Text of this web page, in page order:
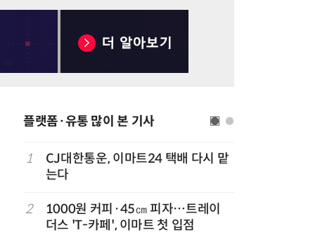
플랫폼·유통 많이 본 기사
1
CJ대한통운, 이마트24 택배 다시 맡
는다
2
1000원 커피·45㎝ 피자…트레이
더스 'T-카페', 이마트 첫 입점